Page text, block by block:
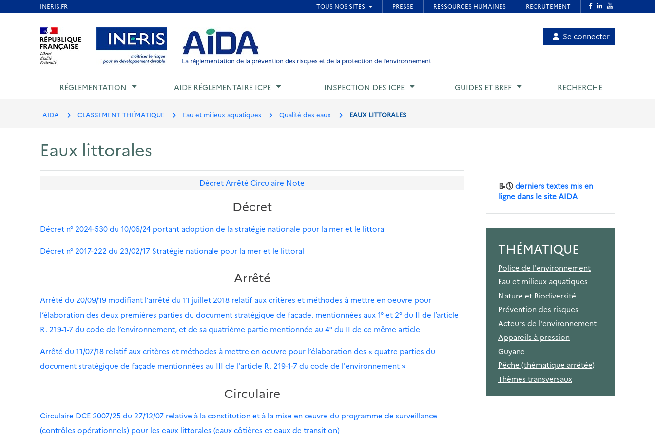
Aller au contenu Aller au menu Aller au pied de page
La réglementation de la prévention des risques et de la protection de l'environnement
Menu
utilisateur
Se connecter
RÉGLEMENTATION AIDE RÉGLEMENTAIRE ICPE INSPECTION DES ICPE GUIDES ET BREF RECHERCHE
AIDA CLASSEMENT THÉMATIQUE Eau et milieux aquatiques Qualité des eaux EAUX LITTORALES
Eaux littorales
Décret Arrêté Circulaire Note
Décret
Décret n° 2024-530 du 10/06/24 portant adoption de la stratégie nationale pour la mer et le littoral
Décret n° 2017-222 du 23/02/17 Stratégie nationale pour la mer et le littoral
Arrêté
Arrêté du 20/09/19 modifiant l’arrêté du 11 juillet 2018 relatif aux critères et méthodes à mettre en oeuvre pour
l’élaboration des deux premières parties du document stratégique de façade, mentionnées aux 1° et 2° du II de l’article
R. 219-1-7 du code de l’environnement, et de sa quatrième partie mentionnée au 4° du II de ce même article
Arrêté du 11/07/18 relatif aux critères et méthodes à mettre en oeuvre pour l’élaboration des « quatre parties du
document stratégique de façade mentionnées au III de l'article R. 219-1-7 du code de l'environnement »
Circulaire
Circulaire DCE 2007/25 du 27/12/07 relative à la constitution et à la mise en œuvre du programme de surveillance
(contrôles opérationnels) pour les eaux littorales (eaux côtières et eaux de transition)
📝🕔derniers textes mis en
ligne dans le site AIDA
THÉMATIQUE
Police de l'environnement
Eau et milieux aquatiques
Nature et Biodiversité
Prévention des risques
Acteurs de l'environnement
Appareils à pression
Guyane
Pêche (thématique arrêtée)
Thèmes transversaux